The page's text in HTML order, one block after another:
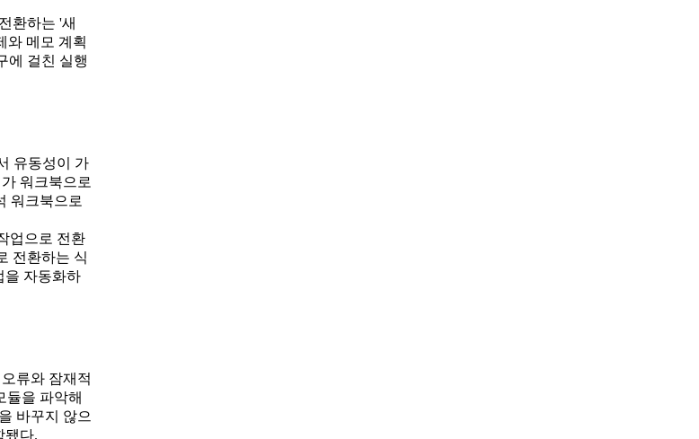
환하는 '새
와 메모 계획
에 걸친 실행
유동성이 가
워크북으로
워크북으로
업으로 전환
전환하는 식
을 자동화하
류와 잠재적
듈을 파악해
바꾸지 않으
됐다.